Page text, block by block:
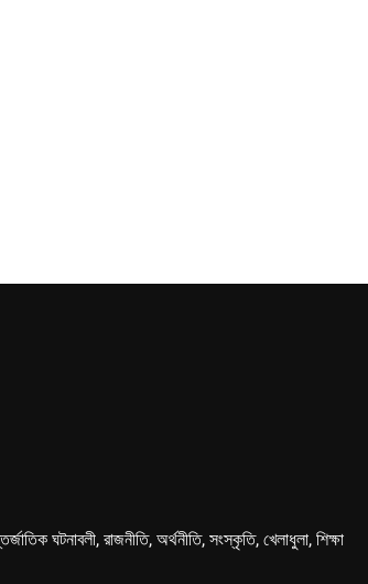
ঘটনাবলী, রাজনীতি, অর্থনীতি, সংস্কৃতি, খেলাধুলা, শিক্ষা